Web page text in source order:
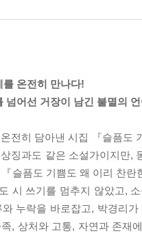
를 온전히 만나다!
넘어선 거장이 남긴 불멸의
전히 담아낸 시집 『슬픔도
징과도 같은 소설가이지만,
슬픔도 기쁨도 왜 이리 찬
시 쓰기를 멈추지 않았고,
누락을 바로잡고, 박경리
, 상처와 고통, 자연과 존재